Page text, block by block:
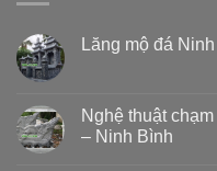
Lăng mộ đá
Nghệ thuật
– Ninh Bình